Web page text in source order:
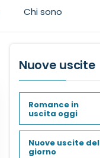
Chi sono
Nuove uscite
Romance in
uscita oggi
Nuove uscite del
giorno